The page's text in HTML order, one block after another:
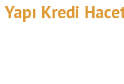
Yapı Kredi